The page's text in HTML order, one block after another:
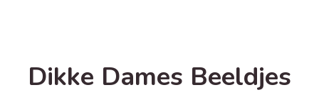
Dikke Dames Beeldjes